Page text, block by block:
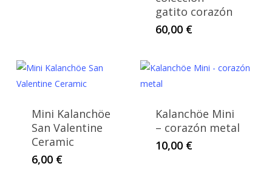
gatito corazón
60,00 €
Mini Kalanchöe
San Valentine
Ceramic
6,00 €
Kalanchöe Mini
– corazón metal
10,00 €